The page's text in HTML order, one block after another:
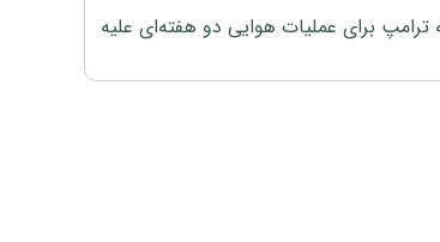
ترامپ برای عملیات هوایی دو هفته‌ای علیه